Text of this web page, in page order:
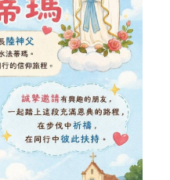
平日聖道禮儀
平日聖道禮儀